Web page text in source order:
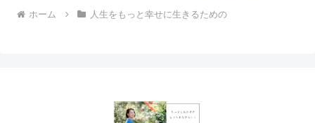
ホーム 人生をもっと幸せに生きるための